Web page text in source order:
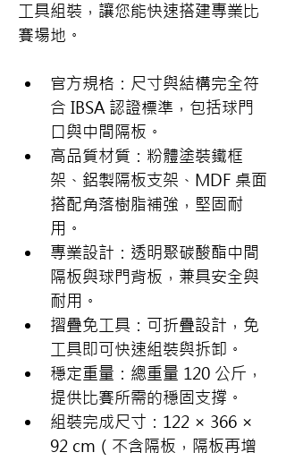
工具組裝，讓您能快速搭建專業比
賽場地。
官方規格：尺寸與結構完全符
合 IBSA 認證標準，包括球門
口與中間隔板。
高品質材質：粉體塗裝鐵框
架、鋁製隔板支架、MDF 桌面
搭配角落樹脂補強，堅固耐
用。
專業設計：透明聚碳酸酯中間
隔板與球門背板，兼具安全與
耐用。
摺疊免工具：可折疊設計，免
工具即可快速組裝與拆卸。
穩定重量：總重量 120 公斤，
提供比賽所需的穩固支撐。
組裝完成尺寸：122 × 366 ×
92 cm（不含隔板，隔板再增